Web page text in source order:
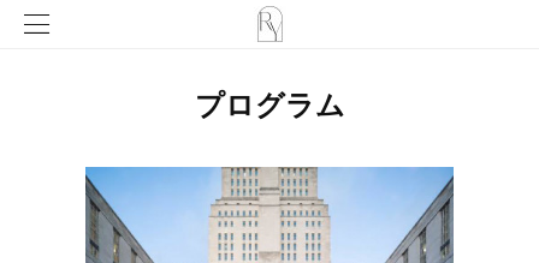
プログラム